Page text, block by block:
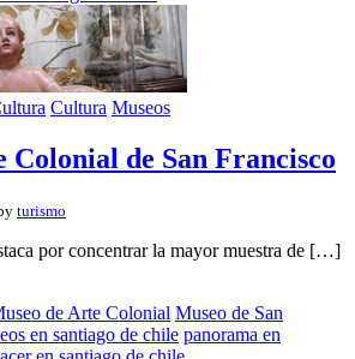
Cultura Museos
Colonial de San Francisco
turismo
por concentrar la mayor muestra de […]
de Arte Colonial Museo de San
en santiago de chile panorama en